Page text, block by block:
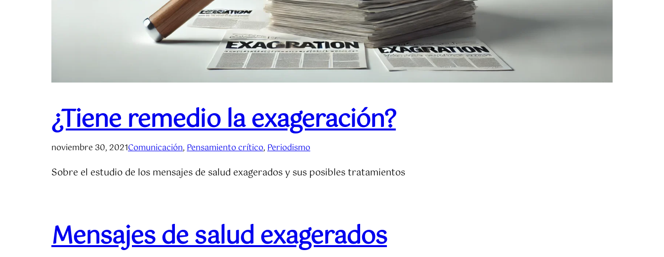
¿Tiene remedio la exageración?
noviembre 30, 2021Comunicación, Pensamiento crítico, Periodismo
Sobre el estudio de los mensajes de salud exagerados y sus posibles tratamientos
Mensajes de salud exagerados